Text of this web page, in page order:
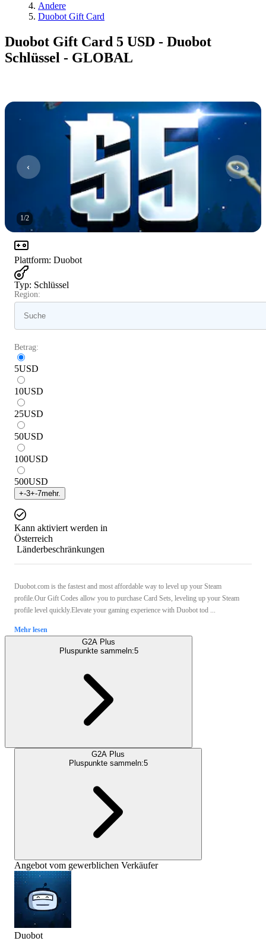
Andere
Duobot Gift Card
Duobot Gift Card 5 USD - Duobot
Schlüssel - GLOBAL
1/2
Plattform: Duobot
Typ: Schlüssel
Region:
Betrag:
5USD
10USD
25USD
50USD
100USD
500USD
+-3+-7mehr.
Kann aktiviert werden in
Österreich
Länderbeschränkungen
Duobot.com is the fastest and most affordable way to level up your Steam
profile.Our Gift Codes allow you to purchase Card Sets, leveling up your Steam
profile level quickly.Elevate your gaming experience with Duobot tod ...
Mehr lesen
G2A Plus
Pluspunkte sammeln:5
G2A Plus
Pluspunkte sammeln:5
Angebot vom gewerblichen Verkäufer
Duobot